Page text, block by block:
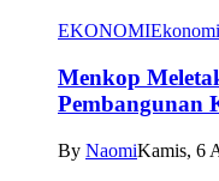
EKONOMI
Menkop
Pembangunan
By NaomiKamis, 6